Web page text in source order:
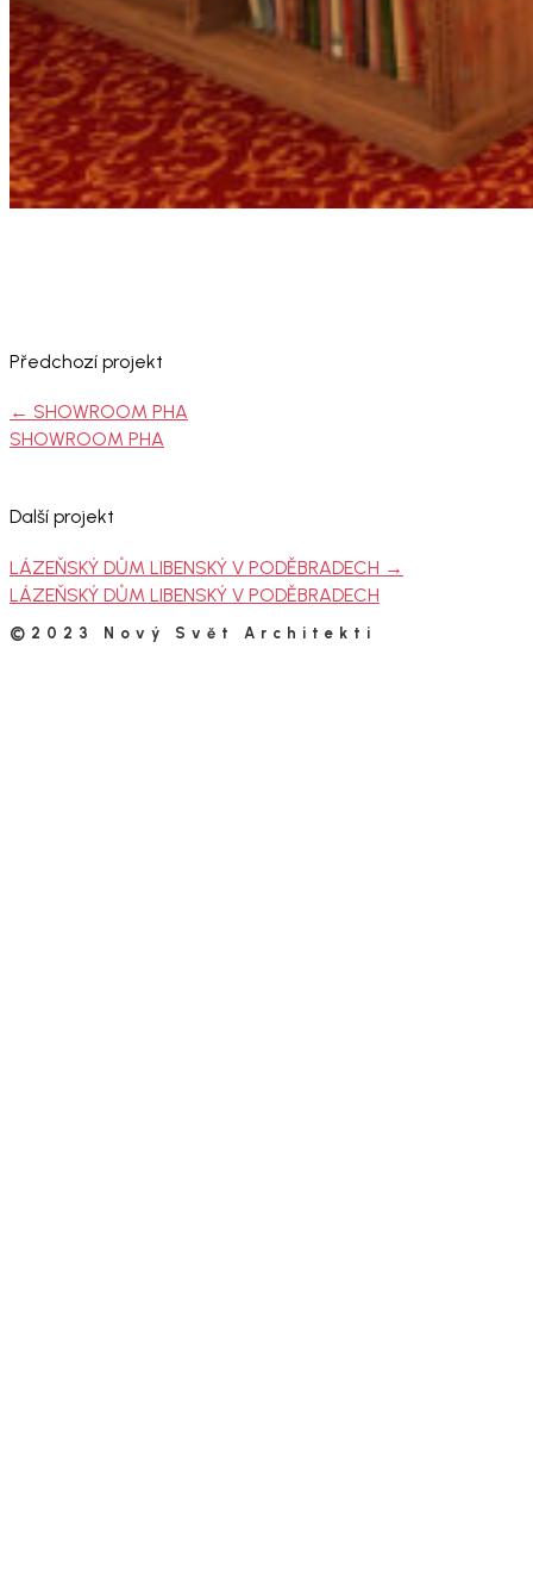
Předchozí projekt
← SHOWROOM PHA
SHOWROOM PHA
Další projekt
LÁZEŇSKÝ DŮM LIBENSKÝ V PODĚBRADECH →
LÁZEŇSKÝ DŮM LIBENSKÝ V PODĚBRADECH
©2023 Nový Svět Architekti